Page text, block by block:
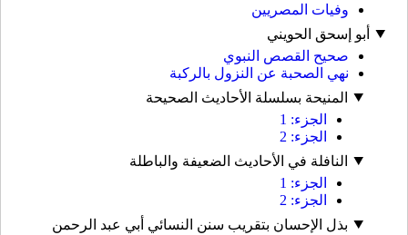
وفيات المصريين
أبو إسحق الحويني
صحيح القصص النبوي
نهي الصحبة عن النزول بالركبة
المنيحة بسلسلة الأحاديث الصحيحة
الجزء: 1
الجزء: 2
النافلة في الأحاديث الضعيفة والباطلة
الجزء: 1
الجزء: 2
بذل الإحسان بتقريب سنن النسائي أبي عبد الرحمن